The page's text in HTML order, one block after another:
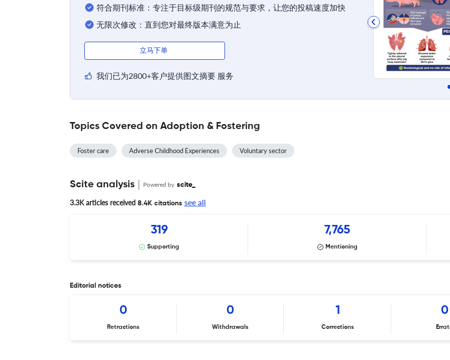
符合期刊标准：专注于目标级期刊的规范与要求，让您的投稿速度加快
无限次修改：直到您对最终版本满意为止
立马下单
我们已为2800+客户提供图文摘要 服务
Topics Covered on Adoption & Fostering
Foster care Adverse Childhood Experiences Voluntary sector
Scite analysis Powered by scite_
3.3K articles received 8.4K citations see all
319
Supporting
7,765
Mentioning
Editorial notices
0
Retractions
0
Withdrawals
1
Corrections
0